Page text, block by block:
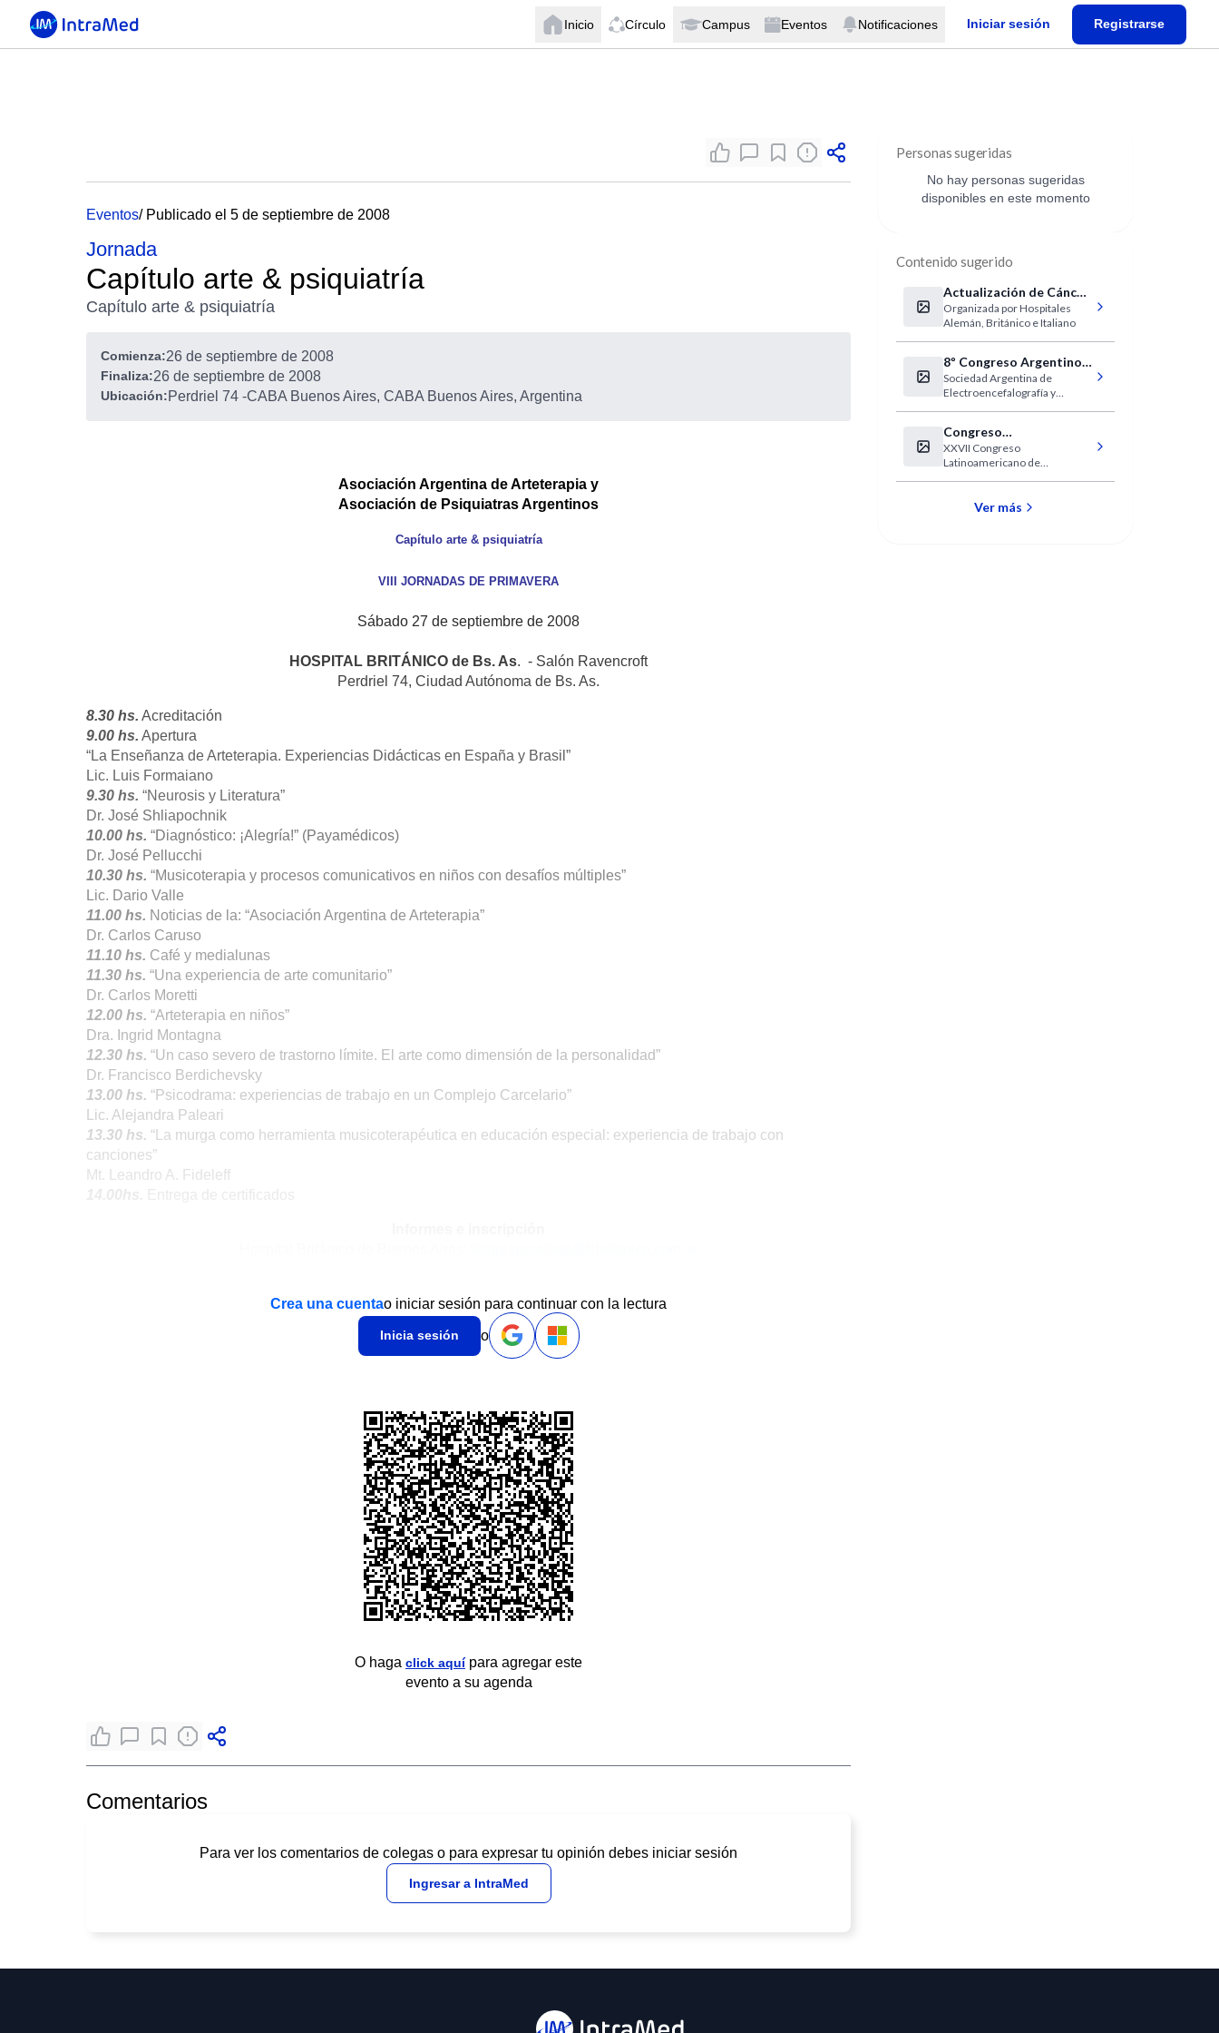
Inicio Círculo Campus Eventos Notificaciones Iniciar sesión Registrarse
Eventos/ Publicado el 5 de septiembre de 2008
Jornada
Capítulo arte & psiquiatría
Capítulo arte & psiquiatría
Comienza:26 de septiembre de 2008
Finaliza:26 de septiembre de 2008
Ubicación:Perdriel 74 -CABA Buenos Aires, CABA Buenos Aires, Argentina
Asociación Argentina de Arteterapia y
Asociación de Psiquiatras Argentinos
Capítulo arte & psiquiatría
VIII JORNADAS DE PRIMAVERA
Sábado 27 de septiembre de 2008
HOSPITAL BRITÁNICO de Bs. As. - Salón Ravencroft
Perdriel 74, Ciudad Autónoma de Bs. As.
8.30 hs. Acreditación
9.00 hs. Apertura
“La Enseñanza de Arteterapia. Experiencias Didácticas en España y Brasil”
Lic. Luis Formaiano
9.30 hs. “Neurosis y Literatura”
Dr. José Shliapochnik
10.00 hs. “Diagnóstico: ¡Alegría!” (Payamédicos)
Dr. José Pellucchi
10.30 hs. “Musicoterapia y procesos comunicativos en niños con desafíos múltiples”
Lic. Dario Valle
11.00 hs. Noticias de la: “Asociación Argentina de Arteterapia”
Dr. Carlos Caruso
11.10 hs. Café y medialunas
11.30 hs. “Una experiencia de arte comunitario”
Dr. Carlos Moretti
12.00 hs. “Arteterapia en niños”
Dra. Ingrid Montagna
12.30 hs. “Un caso severo de trastorno límite. El arte como dimensión de la personalidad”
Dr. Francisco Berdichevsky
13.00 hs. “Psicodrama: experiencias de trabajo en un Complejo Carcelario”
Lic. Alejandra Paleari
13.30 hs. “La murga como herramienta musicoterapéutica en educación especial: experiencia de trabajo con
canciones”
Mt. Leandro A. Fideleff
Crea una cuentao iniciar sesión para continuar con la lectura
Inicia sesión o
O haga click aquípara agregar este
evento a su agenda
Comentarios
Para ver los comentarios de colegas o para expresar tu opinión debes iniciar sesión
Ingresar a IntraMed
Personas sugeridas
No hay personas sugeridas
disponibles en este momento
Contenido sugerido
Actualización de Cáncer
Renal
Organizada por Hospitales
Alemán, Británico e Italiano
8º Congreso Argentino
de Neurofisiología
Clínica
Sociedad Argentina de
Electroencefalografía y
Congreso
Latinoamericano de
Psicoanálisis
XXVII Congreso
Latinoamericano de
Ver más